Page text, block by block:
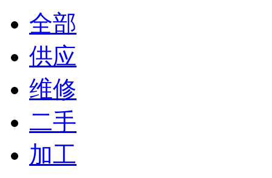
全部
供应
维修
二手
加工